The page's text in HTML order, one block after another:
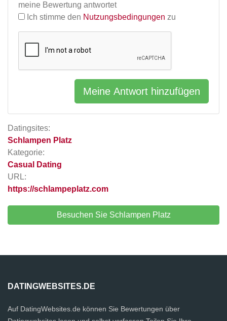
Datingsites:
Schlampen Platz
Kategorie:
Casual Dating
URL:
https://schlampeplatz.com
Besuchen Sie Schlampen Platz
meine Bewertung antwortet
Ich stimme den Nutzungsbedingungen zu
Meine Antwort hinzufügen
DATINGWEBSITES.DE
Auf DatingWebsites.de können Sie Bewertungen über